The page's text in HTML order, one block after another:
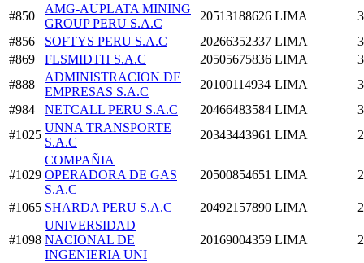
#850
AMG-AUPLATA MINING
GROUP PERU S.A.C
20513188626 LIMA
#856
SOFTYS PERU S.A.C 20266352337 LIMA
#869
FLSMIDTH S.A.C 20505675836 LIMA
#888
ADMINISTRACION DE
EMPRESAS S.A.C
20100114934 LIMA
#984
NETCALL PERU S.A.C 20466483584 LIMA
#1025
UNNA TRANSPORTE
S.A.C
20343443961 LIMA
#1029
COMPAÑIA
OPERADORA DE GAS
S.A.C
20500854651 LIMA
#1065 SHARDA PERU S.A.C 20492157890 LIMA
#1098
UNIVERSIDAD
NACIONAL DE
INGENIERIA UNI
20169004359 LIMA